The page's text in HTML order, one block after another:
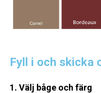
Fyll i och skicka
1. Välj båge och färg